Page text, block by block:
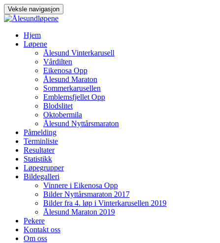
Veksle navigasjon
Hjem
Løpene
Ålesund Vinterkarusell
Vårdilten
Eikenosa Opp
Ålesund Maraton
Sommerkarusellen
Emblemsfjellet Opp
Blodslitet
Oktobermila
Ålesund Nyttårsmaraton
Påmelding
Terminliste
Resultater
Statistikk
Løpegrupper
Bildegalleri
Vinnere i Eikenosa Opp
Bilder Nyttårsmaraton 2017
Bilder fra 4. løp i Vinterkarusellen 2019
Ålesund Maraton 2019
Pekere
Kontakt oss
Om oss